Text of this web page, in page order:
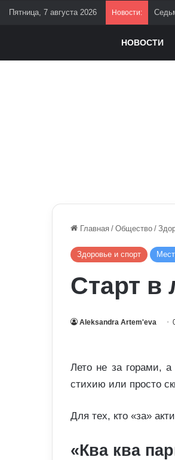
Пятница, 7 августа 2026 Новости:
НОВОСТИ
Главная / Общество /
Здоровье и спорт
Старт в
Aleksandra Artem'eva
Лето не за горами,
стихию или просто
Для тех, кто «за»
«Ква ква